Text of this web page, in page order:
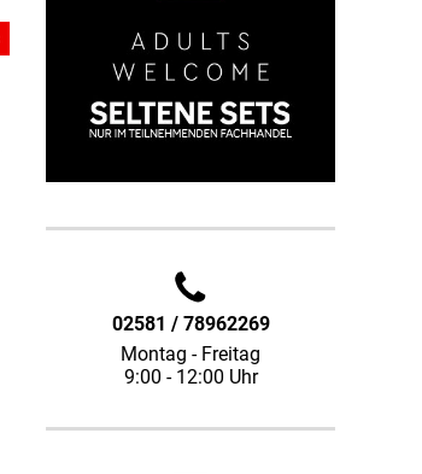
02581 / 78962269
Montag - Freitag
9:00 - 12:00 Uhr